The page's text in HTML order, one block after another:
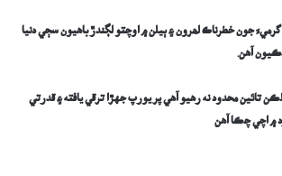
جون خطرناڪ لھرون ۽ ٻيلن ۾ اوچتو لڳندڙ باهيون سڄي دنيا
آهن.
تائين محدود نه رهيو آهي پر يورپ جهڙا ترقي يافته ۽ قدرتي
۾ اچي چڪا آهن